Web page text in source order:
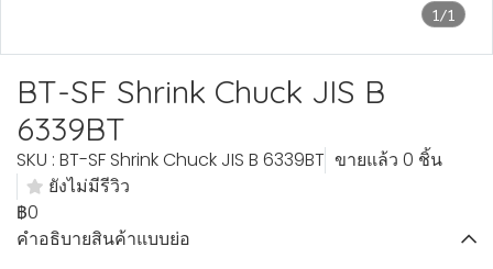
1/1
BT-SF Shrink Chuck JIS B
6339BT
SKU : BT-SF Shrink Chuck JIS B 6339BT ขายแล้ว 0 ชิ้น
ยังไม่มีรีวิว
฿0
คำอธิบายสินค้าแบบย่อ